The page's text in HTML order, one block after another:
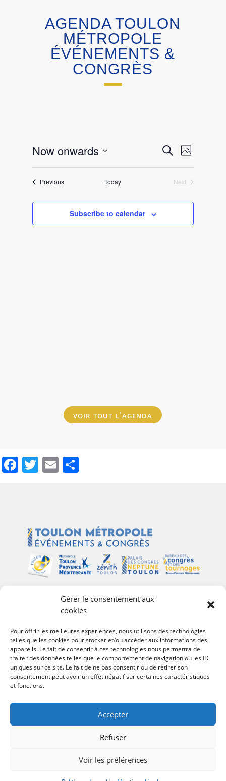
Gérer le consentement aux
cookies
Pour offrir les meilleures expériences, nous utilisons des technologies
telles que les cookies pour stocker et/ou accéder aux informations des
appareils. Le fait de consentir à ces technologies nous permettra de
traiter des données telles que le comportement de navigation ou les ID
uniques sur ce site. Le fait de ne pas consentir ou de retirer son
consentement peut avoir un effet négatif sur certaines caractéristiques
et fonctions.
Accepter
Refuser
Voir les préférences
AGENDA TOULON
MÉTROPOLE
ÉVÉNEMENTS &
CONGRÈS
Events
Search
and
Views
Navigation
SearchEvent
Views
Photo
Now onwards
PreviousEvents Today
Next
Subscribe to calendar
voir tout l'agenda
Facebook
Twitter
Email
Plan du site
Palais des Congrès Neptune
Zénith de Toulon
Bureau des Congrès et des Tournages
Événements
Agenda
#Follow Toulon Métropole
© 2022 –Site internet by Animage.fr agence de